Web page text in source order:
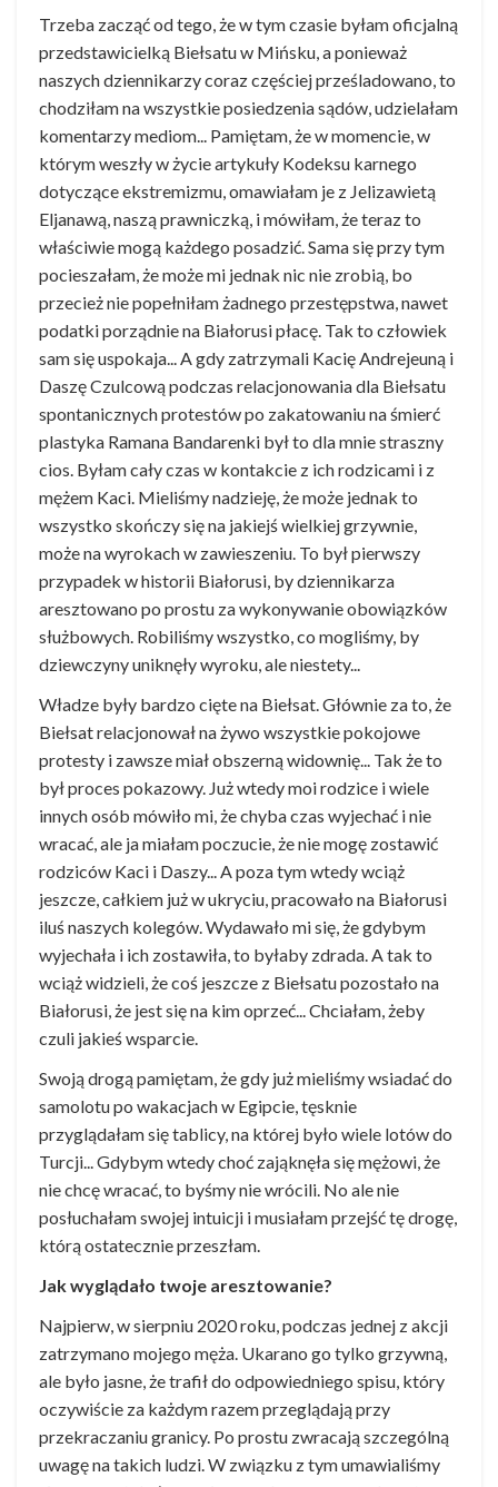
Trzeba zacząć od tego, że w tym czasie byłam oficjalną
przedstawicielką Biełsatu w Mińsku, a ponieważ
naszych dziennikarzy coraz częściej prześladowano, to
chodziłam na wszystkie posiedzenia sądów, udzielałam
komentarzy mediom... Pamiętam, że w momencie, w
którym weszły w życie artykuły Kodeksu karnego
dotyczące ekstremizmu, omawiałam je z Jelizawietą
Eljanawą, naszą prawniczką, i mówiłam, że teraz to
właściwie mogą każdego posadzić. Sama się przy tym
pocieszałam, że może mi jednak nic nie zrobią, bo
przecież nie popełniłam żadnego przestępstwa, nawet
podatki porządnie na Białorusi płacę. Tak to człowiek
sam się uspokaja... A gdy zatrzymali Kacię Andrejeuną i
Daszę Czulcową podczas relacjonowania dla Biełsatu
spontanicznych protestów po zakatowaniu na śmierć
plastyka Ramana Bandarenki był to dla mnie straszny
cios. Byłam cały czas w kontakcie z ich rodzicami i z
mężem Kaci. Mieliśmy nadzieję, że może jednak to
wszystko skończy się na jakiejś wielkiej grzywnie,
może na wyrokach w zawieszeniu. To był pierwszy
przypadek w historii Białorusi, by dziennikarza
aresztowano po prostu za wykonywanie obowiązków
służbowych. Robiliśmy wszystko, co mogliśmy, by
dziewczyny uniknęły wyroku, ale niestety...
Władze były bardzo cięte na Biełsat. Głównie za to, że
Biełsat relacjonował na żywo wszystkie pokojowe
protesty i zawsze miał obszerną widownię... Tak że to
był proces pokazowy. Już wtedy moi rodzice i wiele
innych osób mówiło mi, że chyba czas wyjechać i nie
wracać, ale ja miałam poczucie, że nie mogę zostawić
rodziców Kaci i Daszy... A poza tym wtedy wciąż
jeszcze, całkiem już w ukryciu, pracowało na Białorusi
iluś naszych kolegów. Wydawało mi się, że gdybym
wyjechała i ich zostawiła, to byłaby zdrada. A tak to
wciąż widzieli, że coś jeszcze z Biełsatu pozostało na
Białorusi, że jest się na kim oprzeć... Chciałam, żeby
czuli jakieś wsparcie.
Swoją drogą pamiętam, że gdy już mieliśmy wsiadać do
samolotu po wakacjach w Egipcie, tęsknie
przyglądałam się tablicy, na której było wiele lotów do
Turcji... Gdybym wtedy choć zająknęła się mężowi, że
nie chcę wracać, to byśmy nie wrócili. No ale nie
posłuchałam swojej intuicji i musiałam przejść tę drogę,
którą ostatecznie przeszłam.
Jak wyglądało twoje aresztowanie?
Najpierw, w sierpniu 2020 roku, podczas jednej z akcji
zatrzymano mojego męża. Ukarano go tylko grzywną,
ale było jasne, że trafił do odpowiedniego spisu, który
oczywiście za każdym razem przeglądają przy
przekraczaniu granicy. Po prostu zwracają szczególną
uwagę na takich ludzi. W związku z tym umawialiśmy